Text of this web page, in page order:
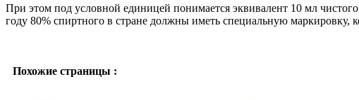
При этом под условной единицей понимается эквивалент 10 мл
году 80% спиртного в стране должны иметь специальную маркировку,
Похожие страницы :